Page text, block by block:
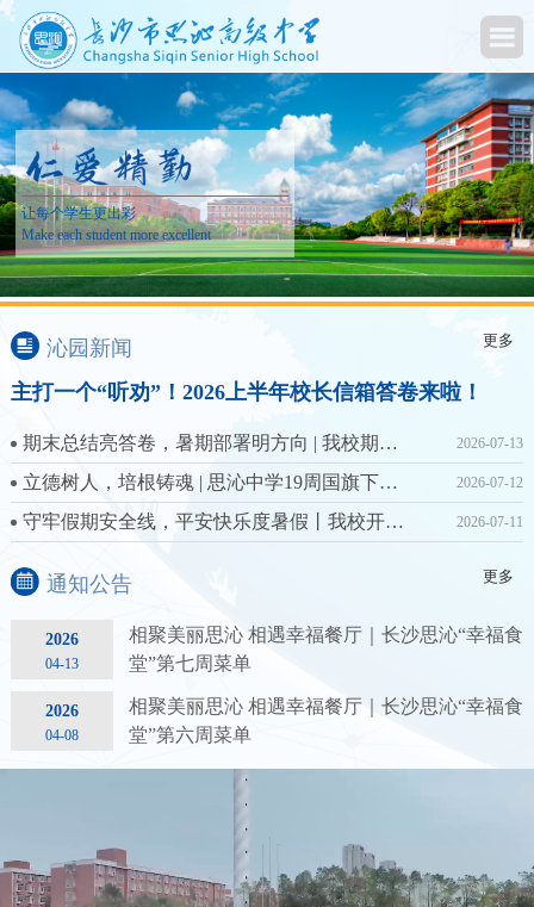
让每个学生更出彩
Make each student more excellent
沁园新闻 更多
主打一个“听劝”！2026上半年校长信箱答卷来啦！
期末总结亮答卷，暑期部署明方向 | 我校期末总结大会圆满召开 2026-07-13
立德树人，培根铸魂 | 思沁中学19周国旗下讲话汇编 2026-07-12
守牢假期安全线，平安快乐度暑假丨我校开展2026年暑假安全专题教育活动 2026-07-11
通知公告 更多
2026
04-13
相聚美丽思沁 相遇幸福餐厅｜长沙思沁“幸福食
堂”第七周菜单
2026
04-08
相聚美丽思沁 相遇幸福餐厅｜长沙思沁“幸福食
堂”第六周菜单